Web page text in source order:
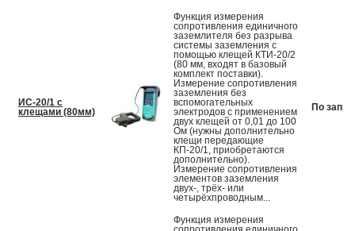
ИС-20/1 с
клещами (80мм)
Функция измерения
сопротивления единичного
заземлителя без разрыва
системы заземления с
помощью клещей КТИ-20/2
(80 мм, входят в базовый
комплект поставки).
Измерение сопротивления
заземления без
вспомогательных
электродов с применением
двух клещей от 0,01 до 100
Ом (нужны дополнительно
клещи передающие
КП-20/1, приобретаются
дополнительно).
Измерение сопротивления
элементов заземления
двух-, трёх- или
четырёхпроводным...
По
Функция измерения